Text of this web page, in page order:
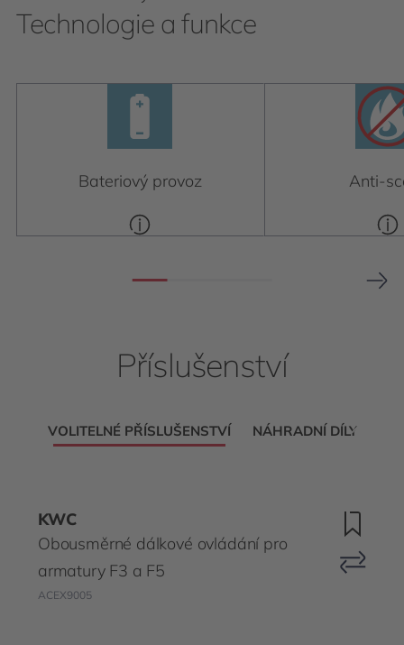
Technologie a funkce
Bateriový provoz Anti-
Příslušenství
VOLITELNÉ PŘÍSLUŠENSTVÍ NÁHRADNÍ DÍLY
KWC
Obousměrné dálkové ovládání pro
armatury F3 a F5
ACEX9005